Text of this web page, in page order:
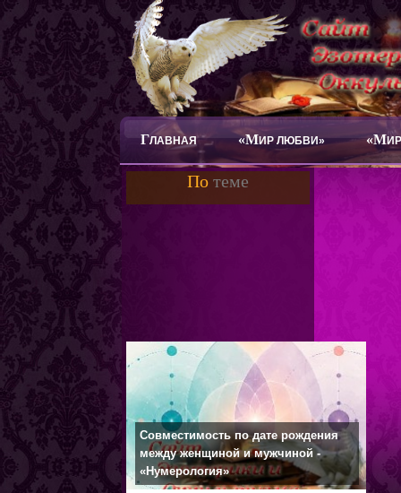
ГЛАВНАЯ «МИР ЛЮБВИ» «М
По теме
Совместимость по дате рождения
между женщиной и мужчиной -
«Нумерология»